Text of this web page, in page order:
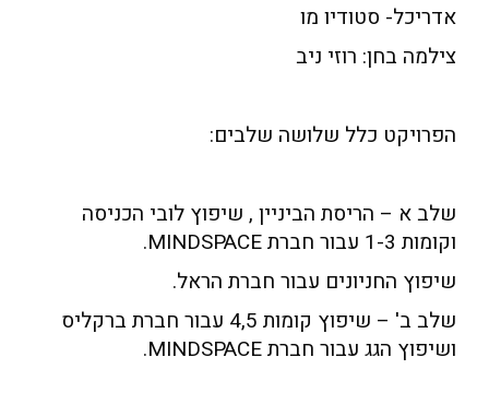
אדריכל- סטודיו מו
צילמה בחן: רוזי ניב
הפרויקט כלל שלושה שלבים:
שלב א – הריסת הביניין , שיפוץ לובי הכניסה
וקומות 1-3 עבור חברת MINDSPACE.
שיפוץ החניונים עבור חברת הראל.
שלב ב' – שיפוץ קומות 4,5 עבור חברת ברקליס
ושיפוץ הגג עבור חברת MINDSPACE.